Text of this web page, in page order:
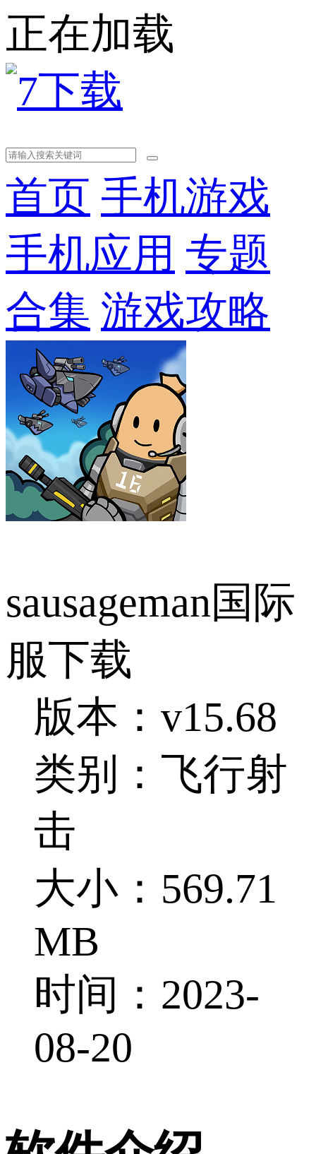
正在加载
首页 手机游戏
手机应用 专题
合集 游戏攻略
sausageman国际
服下载
版本：v15.68
类别：飞行射
击
大小：569.71
MB
时间：2023-
08-20